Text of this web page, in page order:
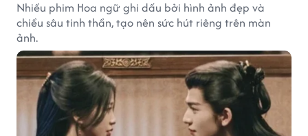
Nhiều phim Hoa ngữ ghi dấu bởi hình ảnh đẹp và
chiều sâu tinh thần, tạo nên sức hút riêng trên màn
ảnh.